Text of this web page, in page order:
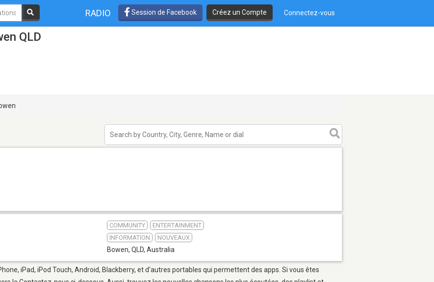
RADIO Session de Facebook Créez un Compte Connectez-vous
QLD
COMMUNITY
ENTERTAINMENT
INFORMATION
NOUVEAUX
Bowen, QLD, Australia
iPad, iPod Touch, Android, Blackberry, et d'autres portables qui permettent des apps. Si vous êtes